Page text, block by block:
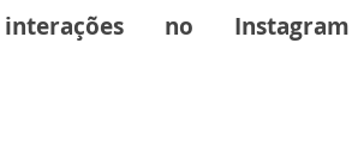
no Instagram